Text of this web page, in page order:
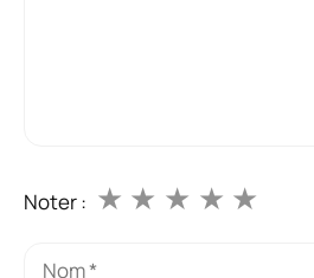
Noter : ★
★
★
★
★
Nom